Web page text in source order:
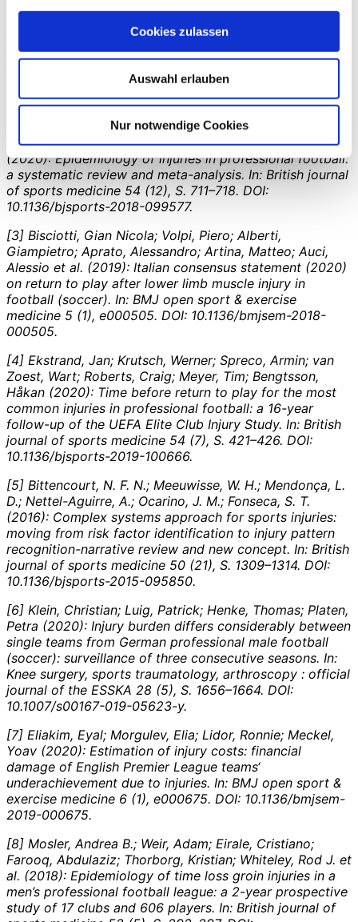
Cookies zulassen
Auswahl erlauben
Nur notwendige Cookies
Grive, Ricard Pruna; Rincon, Josep Antoni Gutierrez; Tol,
Johannes L. (2015): Classification and grading of muscle
injuries: a narrative review. In:British journal of sports
medicine 49 (5), S. 306. DOI: 10.1136/bjsports-2014-
[2] López-Valenciano, Alejandro; Ruiz-Pérez, Iñaki;
Garcia-Gómez, Alberto; Vera-Garcia, Francisco J.; Ste
Croix, Mark de; Myer, Gregory D.; Ayala, Francisco
(2020): Epidemiology of injuries in professional football:
a systematic review and meta-analysis. In: British journal
of sports medicine 54 (12), S. 711–718. DOI:
10.1136/bjsports-2018-099577.
[3] Bisciotti, Gian Nicola; Volpi, Piero; Alberti,
Giampietro; Aprato, Alessandro; Artina, Matteo; Auci,
Alessio et al. (2019): Italian consensus statement (2020)
on return to play after lower limb muscle injury in
football (soccer). In: BMJ open sport & exercise
medicine 5 (1), e000505. DOI: 10.1136/bmjsem-2018-
000505.
[4] Ekstrand, Jan; Krutsch, Werner; Spreco, Armin; van
Zoest, Wart; Roberts, Craig; Meyer, Tim; Bengtsson,
Håkan (2020): Time before return to play for the most
common injuries in professional football: a 16-year
follow-up of the UEFA Elite Club Injury Study. In: British
journal of sports medicine 54 (7), S. 421–426. DOI:
10.1136/bjsports-2019-100666.
[5] Bittencourt, N. F. N.; Meeuwisse, W. H.; Mendonça, L.
D.; Nettel-Aguirre, A.; Ocarino, J. M.; Fonseca, S. T.
(2016): Complex systems approach for sports injuries:
moving from risk factor identification to injury pattern
recognition-narrative review and new concept. In: British
journal of sports medicine 50 (21), S. 1309–1314. DOI:
10.1136/bjsports-2015-095850.
[6] Klein, Christian; Luig, Patrick; Henke, Thomas; Platen,
Petra (2020): Injury burden differs considerably between
single teams from German professional male football
(soccer): surveillance of three consecutive seasons. In:
Knee surgery, sports traumatology, arthroscopy : official
journal of the ESSKA 28 (5), S. 1656–1664. DOI:
10.1007/s00167-019-05623-y.
[7] Eliakim, Eyal; Morgulev, Elia; Lidor, Ronnie; Meckel,
Yoav (2020): Estimation of injury costs: financial
damage of English Premier League teams‘
underachievement due to injuries. In: BMJ open sport &
exercise medicine 6 (1), e000675. DOI: 10.1136/bmjsem-
2019-000675.
[8] Mosler, Andrea B.; Weir, Adam; Eirale, Cristiano;
Farooq, Abdulaziz; Thorborg, Kristian; Whiteley, Rod J. et
al. (2018): Epidemiology of time loss groin injuries in a
men’s professional football league: a 2-year prospective
study of 17 clubs and 606 players. In: British journal of